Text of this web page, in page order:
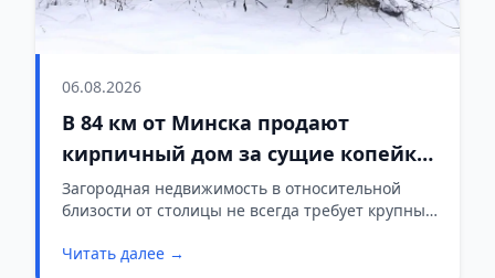
06.08.2026
В 84 км от Минска продают
кирпичный дом за сущие копейки:
стартовая цена — 45 рублей
Загородная недвижимость в относительной
близости от столицы не всегда требует крупных
выставлен жилой дом, стать владельцем
Читать далее →